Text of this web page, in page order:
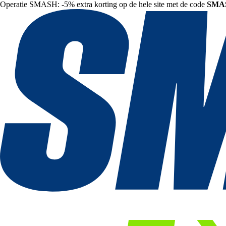
Operatie SMASH: -5% extra korting op de hele site met de code